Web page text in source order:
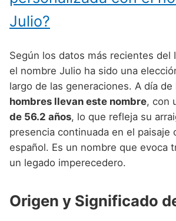
Nombres de niño que
Nombres de niño que
Nombres de niño que
Nombres de niño que
Nombres de niño que
Nombres de niño que
Nombres de Niño
Nombres de Niño
Nombres de Niño
Nombres de Niño
Nombres de Niño
Nombres de Niño
Nombres de Niño
Nombres de Niño
Nombres de Niño
Nombres de Niño
Nombres de Niño
Julio?
Según los datos más recientes del
el nombre Julio ha sido una
largo de las generaciones. A día de
hombres llevan este nombre, con
de 56.2 años, lo que refleja su
presencia continuada en el paisaje
español. Es un nombre que evoca
un legado imperecedero.
Origen y Significado